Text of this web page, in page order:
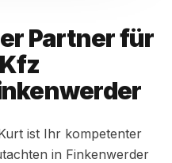
Partner für
ist Ihr kompetenter
in Finkenwerder